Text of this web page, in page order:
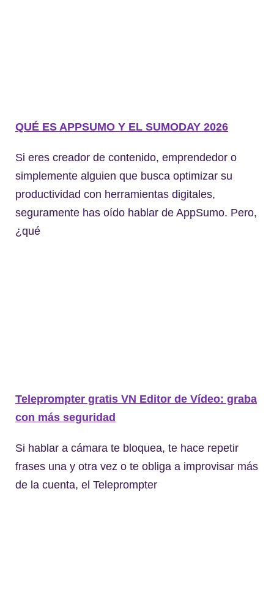
QUÉ ES APPSUMO Y EL SUMODAY 2026
Si eres creador de contenido, emprendedor o
simplemente alguien que busca optimizar su
productividad con herramientas digitales,
seguramente has oído hablar de AppSumo. Pero,
¿qué
Teleprompter gratis VN Editor de Vídeo: graba
con más seguridad
Si hablar a cámara te bloquea, te hace repetir
frases una y otra vez o te obliga a improvisar más
de la cuenta, el Teleprompter